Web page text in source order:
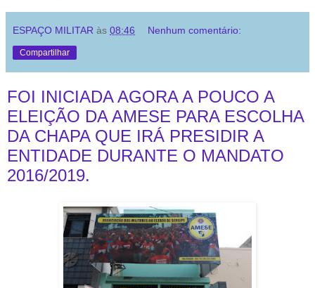
ESPAÇO MILITAR às 08:46 Nenhum comentário:
Compartilhar
FOI INICIADA AGORA A POUCO A
ELEIÇÃO DA AMESE PARA ESCOLHA
DA CHAPA QUE IRÁ PRESIDIR A
ENTIDADE DURANTE O MANDATO
2016/2019.